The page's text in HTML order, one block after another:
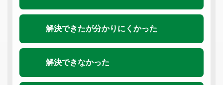
解決できたが分かりにくかった
解決できなかった